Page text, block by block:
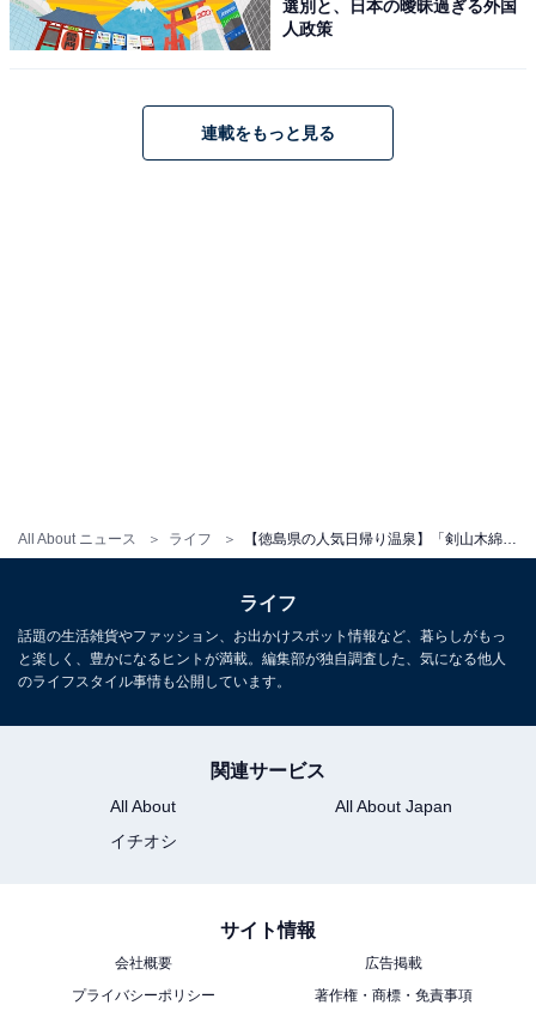
All About ニュース ライフ
※ボディーソープは浴室備え付け有。リンスインシャン
【徳島県の人気日帰り温泉】「松尾川温泉」は
四国屈指のぬるぬる美肌湯が自慢の施設。源泉
選別と、日本の曖昧過ぎる外国
人政策
連載をもっと見る
ライフ
話題の生活雑貨やファッション、お出かけスポット情報など、暮らしがもっ
と楽しく、豊かになるヒントが満載。編集部が独自調査した、気になる他人
のライフスタイル事情も公開しています。
関連サービス
All About
All About Japan
イチオシ
サイト情報
会社概要
広告掲載
プライバシーポリシー
著作権・商標・免責事項